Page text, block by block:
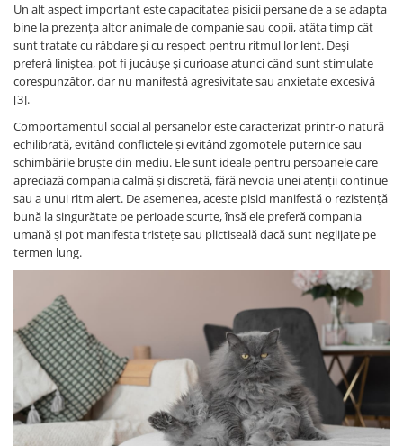
Un alt aspect important este capacitatea pisicii persane de a se adapta
bine la prezența altor animale de companie sau copii, atâta timp cât
sunt tratate cu răbdare și cu respect pentru ritmul lor lent. Deși
preferă liniștea, pot fi jucăușe și curioase atunci când sunt stimulate
corespunzător, dar nu manifestă agresivitate sau anxietate excesivă
[3].
Comportamentul social al persanelor este caracterizat printr-o natură
echilibrată, evitând conflictele și evitând zgomotele puternice sau
schimbările bruște din mediu. Ele sunt ideale pentru persoanele care
apreciază compania calmă și discretă, fără nevoia unei atenții continue
sau a unui ritm alert. De asemenea, aceste pisici manifestă o rezistență
bună la singurătate pe perioade scurte, însă ele preferă compania
umană și pot manifesta tristețe sau plictiseală dacă sunt neglijate pe
termen lung.